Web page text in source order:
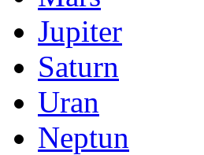
Jupiter
Saturn
Uran
Neptun